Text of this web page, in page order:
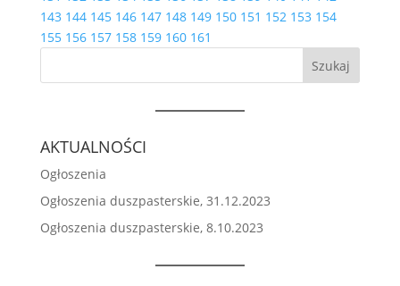
143 144 145 146 147 148 149 150 151 152 153 154
155 156 157 158 159 160 161
Szukaj
AKTUALNOŚCI
Ogłoszenia
Ogłoszenia duszpasterskie, 31.12.2023
Ogłoszenia duszpasterskie, 8.10.2023